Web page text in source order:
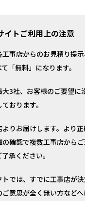
イトご利用上の注意
事店からのお見積り提
「無料」になります。
3社、お客様のご要望に
おります。
りお届けします。より
確認で複数工事店から
承ください。
では、すでに工事店が
意思が全く無い方など